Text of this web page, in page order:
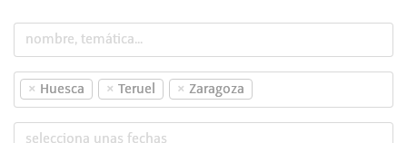
× Huesca × Teruel × Zaragoza